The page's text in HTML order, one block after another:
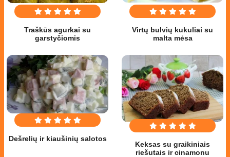
Traškūs agurkai su
garstyčiomis
Virtų bulvių kukuliai su
malta mėsa
Dešrelių ir kiaušinių salotos
Keksas su graikiniais
riešutais ir cinamonu